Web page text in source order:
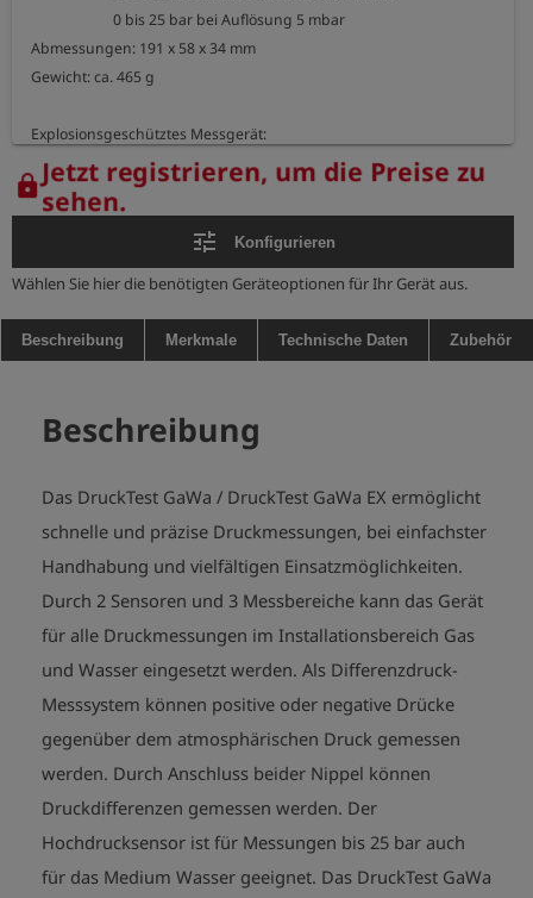
Abmessungen: 191 x 58 x 34 mm
Gewicht: ca. 465 g
Explosionsgeschütztes Messgerät:
Kennzeichnung: II 2G Ex ib IIB T3 Gb
                           BVS 05 ATEX E 010 X
Temperaturbereich: -20°C <= TA <= +50°C
lockJetzt registrieren, um die Preise zu
sehen.
tune Konfigurieren
Wählen Sie hier die benötigten Geräteoptionen für Ihr Gerät aus.
Beschreibung Merkmale Technische Daten Zubehör
Beschreibung
Das DruckTest GaWa / DruckTest GaWa EX ermöglicht
schnelle und präzise Druckmessungen, bei einfachster
Handhabung und vielfältigen Einsatzmöglichkeiten.
Durch 2 Sensoren und 3 Messbereiche kann das Gerät
für alle Druckmessungen im Installationsbereich Gas
und Wasser eingesetzt werden. Als Differenzdruck-
Messsystem können positive oder negative Drücke
gegenüber dem atmosphärischen Druck gemessen
werden. Durch Anschluss beider Nippel können
Druckdifferenzen gemessen werden. Der
Hochdrucksensor ist für Messungen bis 25 bar auch
für das Medium Wasser geeignet. Das DruckTest GaWa